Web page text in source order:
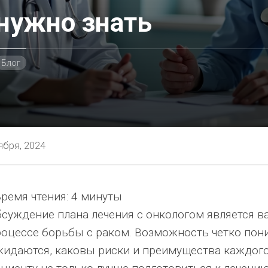
знать
Блог
2024
чтения: 4 минуты
плана лечения с онкологом является
борьбы с раком. Возможность четко
каковы риски и преимущества